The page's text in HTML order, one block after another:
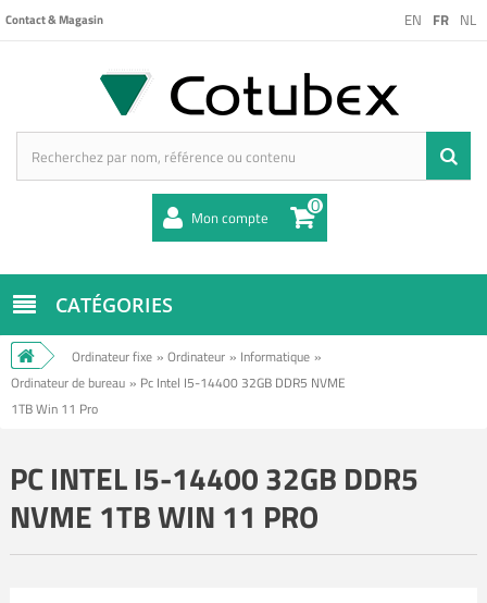
EN FR NL
Contact & Magasin
Mon compte 0
CATÉGORIES
Ordinateur fixe » Ordinateur » Informatique »
Ordinateur de bureau » Pc Intel I5-14400 32GB DDR5 NVME
1TB Win 11 Pro
PC INTEL I5-14400 32GB DDR5
NVME 1TB WIN 11 PRO